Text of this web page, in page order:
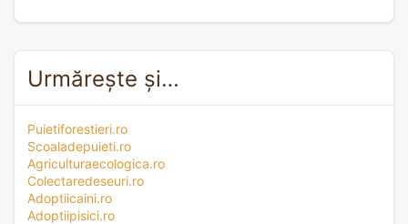
Urmărește și…
Puietiforestieri.ro
Scoaladepuieti.ro
Agriculturaecologica.ro
Colectaredeseuri.ro
Adoptiicaini.ro
Adoptiipisici.ro